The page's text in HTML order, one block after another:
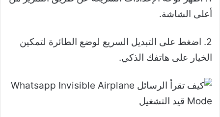
أعلى الشاشة.
2. اضغط على التبديل السريع لوضع الطائرة لتمكين
الخيار على هاتفك الذكي.